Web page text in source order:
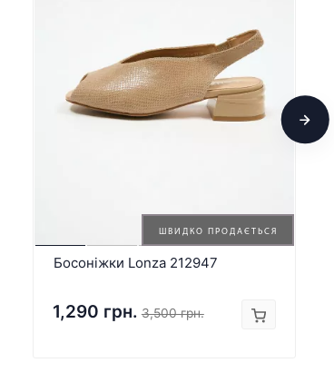
ШВИДКО ПРОДАЄТЬСЯ
Босоніжки Lonza 212947
1,290 грн. 3,500 грн.